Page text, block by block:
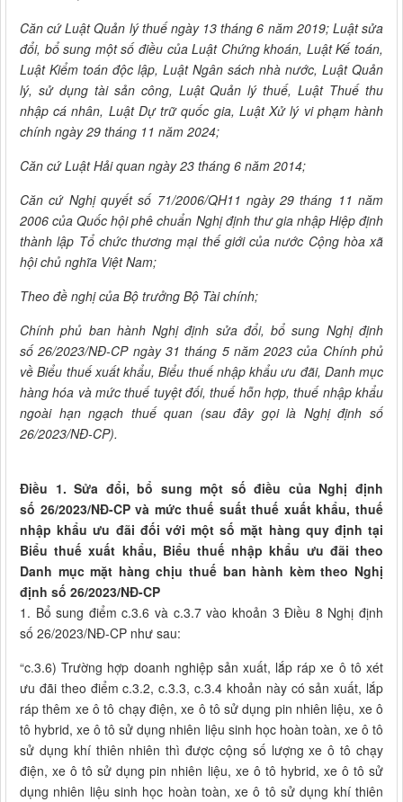
Căn cứ Luật Quản lý thuế ngày 13 tháng 6 năm 2019; Luật sửa
đổi, bổ sung một số điều của Luật Chứng khoán, Luật Kế toán,
Luật Kiểm toán độc lập, Luật Ngân sách nhà nước, Luật Quản
lý, sử dụng tài sản công, Luật Quản lý thuế, Luật Thuế thu
nhập cá nhân, Luật Dự trữ quốc gia, Luật Xử lý vi phạm hành
chính ngày 29 tháng 11 năm 2024;
Căn cứ Luật Hải quan ngày 23 tháng 6 năm 2014;
Căn cứ Nghị quyết số 71/2006/QH11 ngày 29 tháng 11 năm
2006 của Quốc hội phê chuẩn Nghị định thư gia nhập Hiệp định
thành lập Tổ chức thương mại thế giới của nước Cộng hòa xã
hội chủ nghĩa Việt Nam;
Theo đề nghị của Bộ trưởng Bộ Tài chính;
Chính phủ ban hành Nghị định sửa đổi, bổ sung Nghị định
số 26/2023/NĐ-CP ngày 31 tháng 5 năm 2023 của Chính phủ
về Biểu thuế xuất khẩu, Biểu thuế nhập khẩu ưu đãi, Danh mục
hàng hóa và mức thuế tuyệt đối, thuế hỗn hợp, thuế nhập khẩu
ngoài hạn ngạch thuế quan (sau đây gọi là Nghị định số
26/2023/NĐ-CP).
Điều 1. Sửa đổi, bổ sung một số điều của Nghị định
số 26/2023/NĐ-CP và mức thuế suất thuế xuất khẩu, thuế
nhập khẩu ưu đãi đối với một số mặt hàng quy định tại
Biểu thuế xuất khẩu, Biểu thuế nhập khẩu ưu đãi theo
Danh mục mặt hàng chịu thuế ban hành kèm theo Nghị
định số 26/2023/NĐ-CP
1. Bổ sung điểm c.3.6 và c.3.7 vào khoản 3 Điều 8 Nghị định
số 26/2023/NĐ-CP như sau:
“c.3.6) Trường hợp doanh nghiệp sản xuất, lắp ráp xe ô tô xét
ưu đãi theo điểm c.3.2, c.3.3, c.3.4 khoản này có sản xuất, lắp
ráp thêm xe ô tô chạy điện, xe ô tô sử dụng pin nhiên liệu, xe ô
tô hybrid, xe ô tô sử dụng nhiên liệu sinh học hoàn toàn, xe ô tô
sử dụng khí thiên nhiên thì được cộng số lượng xe ô tô chạy
điện, xe ô tô sử dụng pin nhiên liệu, xe ô tô hybrid, xe ô tô sử
dụng nhiên liệu sinh học hoàn toàn, xe ô tô sử dụng khí thiên